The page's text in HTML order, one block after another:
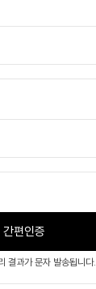
간편인증
결과가 문자 발송됩니다.